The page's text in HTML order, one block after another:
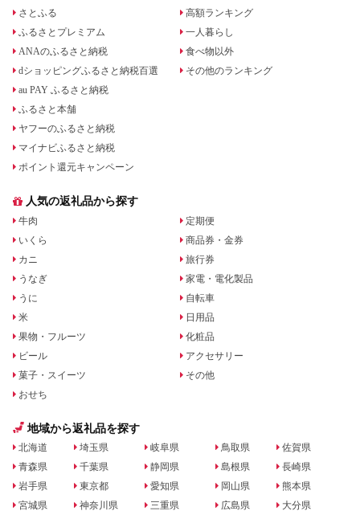
さとふる
ふるさとプレミアム
ANAのふるさと納税
dショッピングふるさと納税百選
au PAY ふるさと納税
ふるさと本舗
ヤフーのふるさと納税
マイナビふるさと納税
ポイント還元キャンペーン
高額ランキング
一人暮らし
食べ物以外
その他のランキング
人気の返礼品から探す
牛肉
いくら
カニ
うなぎ
うに
米
果物・フルーツ
ビール
菓子・スイーツ
おせち
定期便
商品券・金券
旅行券
家電・電化製品
自転車
日用品
化粧品
アクセサリー
その他
地域から返礼品を探す
北海道
青森県
岩手県
宮城県
埼玉県
千葉県
東京都
神奈川県
岐阜県
静岡県
愛知県
三重県
鳥取県
島根県
岡山県
広島県
佐賀県
長崎県
熊本県
大分県